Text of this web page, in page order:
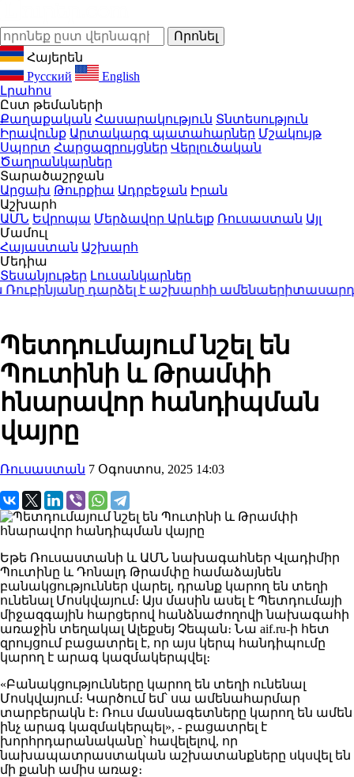
Հայերեն
Русский
English
Լրահոս
Ըստ թեմաների
Քաղաքական Հասարակություն Տնտեսություն
Իրավունք Արտակարգ պատահարներ Մշակույթ
Սպորտ Հարցազրույցներ Վերլուծական
Ծաղրանկարներ
Տարածաշրջան
Արցախ Թուրքիա Ադրբեջան Իրան
Աշխարհ
ԱՄՆ Եվրոպա Մերձավոր Արևելք Ռուսաստան Այլ
Մամուլ
Հայաստան Աշխարհ
Մեդիա
Տեսանյութեր Լուսանկարներ
դարձել է աշխարհի ամենաերիտասարդ
Պետդումայում նշել են
Պուտինի և Թրամփի
հնարավոր հանդիպման
վայրը
Ռուսաստան 7 Օգոստոս, 2025 14:03
Եթե Ռուսաստանի և ԱՄՆ նախագահներ Վլադիմիր
Պուտինը և Դոնալդ Թրամփը համաձայնեն
բանակցություններ վարել, դրանք կարող են տեղի
ունենալ Մոսկվայում։ Այս մասին ասել է Պետդումայի
միջազգային հարցերով հանձնաժողովի նախագահի
առաջին տեղակալ Ալեքսեյ Չեպան։ Նա aif.ru-ի հետ
զրույցում բացատրել է, որ այս կերպ հանդիպումը
կարող է արագ կազմակերպվել։
«Բանակցությունները կարող են տեղի ունենալ
Մոսկվայում։ Կարծում եմ՝ սա ամենահարմար
տարբերակն է։ Ռուս մասնագետները կարող են ամեն
ինչ արագ կազմակերպել», - բացատրել է
խորհրդարանականը՝ հավելելով, որ
նախապատրաստական աշխատանքները սկսվել են
մի քանի ամիս առաջ։